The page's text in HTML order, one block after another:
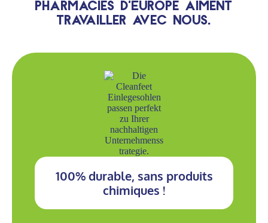
pharmacies d'Europe aiment
travailler avec nous.
100% durable, sans produits
chimiques !